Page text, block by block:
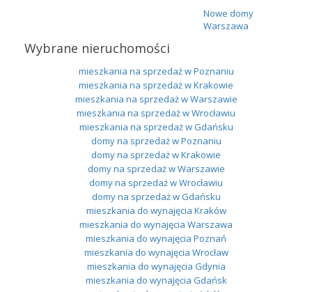
Nowe domy
Warszawa
Wybrane nieruchomości
mieszkania na sprzedaż w Poznaniu
mieszkania na sprzedaż w Krakowie
mieszkania na sprzedaż w Warszawie
mieszkania na sprzedaż w Wrocławiu
mieszkania na sprzedaż w Gdańsku
domy na sprzedaż w Poznaniu
domy na sprzedaż w Krakowie
domy na sprzedaż w Warszawie
domy na sprzedaż w Wrocławiu
domy na sprzedaż w Gdańsku
mieszkania do wynajęcia Kraków
mieszkania do wynajęcia Warszawa
mieszkania do wynajęcia Poznań
mieszkania do wynajęcia Wrocław
mieszkania do wynajęcia Gdynia
mieszkania do wynajęcia Gdańsk